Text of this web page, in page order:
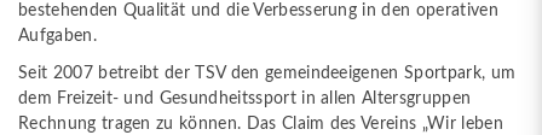
bestehenden Qualität und die Verbesserung in den operativen
Aufgaben.
Seit 2007 betreibt der TSV den gemeindeeigenen Sportpark, um
dem Freizeit- und Gesundheitssport in allen Altersgruppen
Rechnung tragen zu können. Das Claim des Vereins „Wir leben